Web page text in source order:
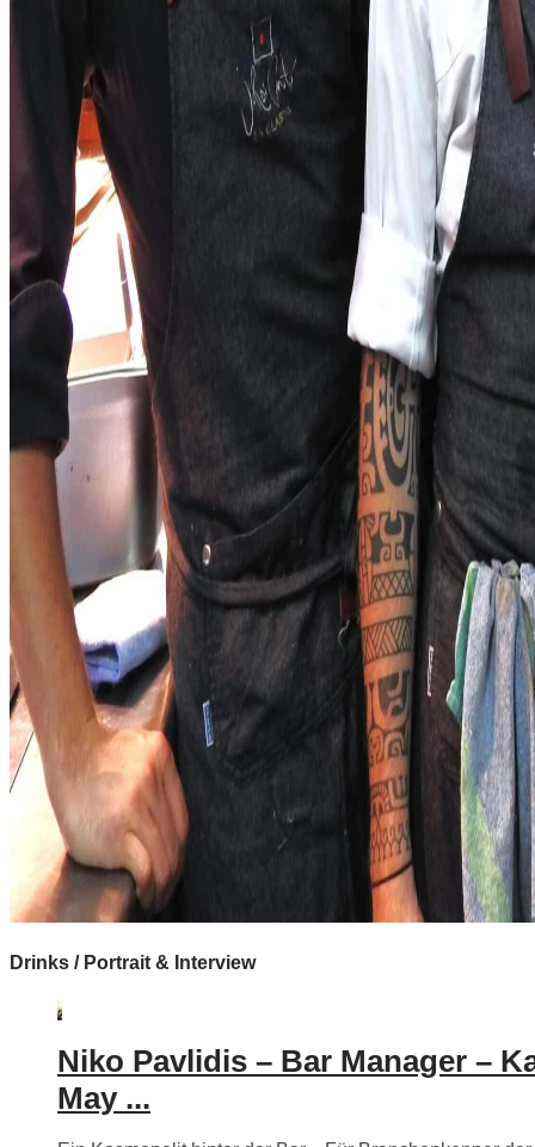
Drinks / Portrait & Interview
Niko Pavlidis – Bar Manager –
May ...